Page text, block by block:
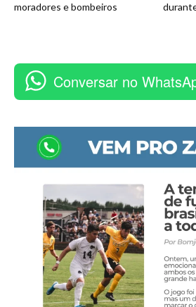
moradores e bombeiros
Conversar no